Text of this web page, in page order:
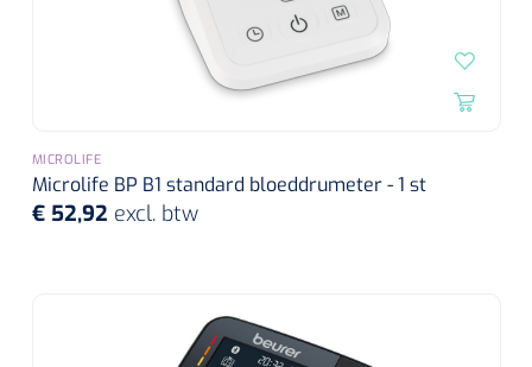
MICROLIFE
Microlife BP B1 standard bloeddrumeter - 1 st
€ 52,92 excl. btw